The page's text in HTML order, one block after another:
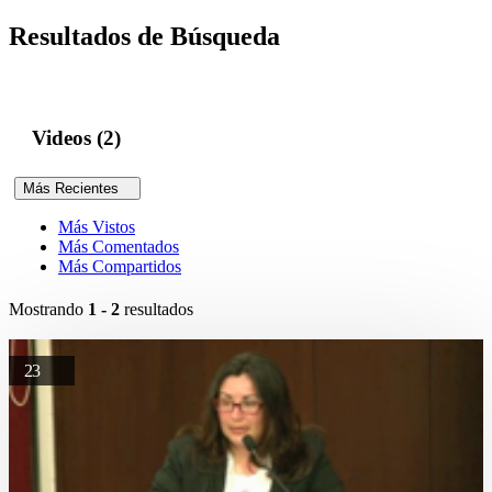
Resultados de Búsqueda
Videos (2)
Más Recientes
Más Vistos
Más Comentados
Más Compartidos
Mostrando 1 - 2 resultados
23